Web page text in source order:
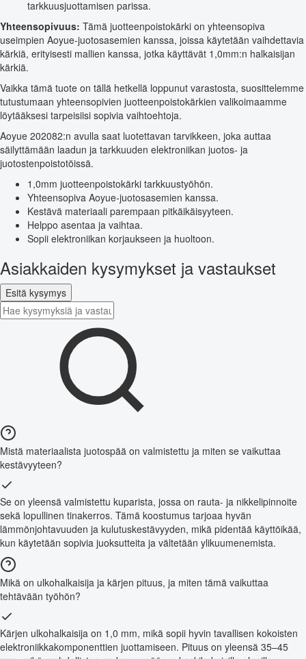
tarkkuusjuottamisen parissa.
Yhteensopivuus: Tämä juotteenpoistokärki on yhteensopiva
useimpien Aoyue-juotosasemien kanssa, joissa käytetään vaihdettavia
kärkiä, erityisesti mallien kanssa, jotka käyttävät 1,0mm:n halkaisijan
kärkiä.
Vaikka tämä tuote on tällä hetkellä loppunut varastosta, suosittelemme
tutustumaan yhteensopivien juotteenpoistokärkien valikoimaamme
löytääksesi tarpeisiisi sopivia vaihtoehtoja.
Aoyue 202082:n avulla saat luotettavan tarvikkeen, joka auttaa
säilyttämään laadun ja tarkkuuden elektroniikan juotos- ja
juotostenpoistotöissä.
1,0mm juotteenpoistokärki tarkkuustyöhön.
Yhteensopiva Aoyue-juotosasemien kanssa.
Kestävä materiaali parempaan pitkäikäisyyteen.
Helppo asentaa ja vaihtaa.
Sopii elektroniikan korjaukseen ja huoltoon.
Asiakkaiden kysymykset ja vastaukset
Esitä kysymys
Mistä materiaalista juotospää on valmistettu ja miten se vaikuttaa
kestävyyteen?
Se on yleensä valmistettu kuparista, jossa on rauta- ja nikkelipinnoite
sekä lopullinen tinakerros. Tämä koostumus tarjoaa hyvän
lämmönjohtavuuden ja kulutuskestävyyden, mikä pidentää käyttöikää,
kun käytetään sopivia juoksutteita ja vältetään ylikuumenemista.
Mikä on ulkohalkaisija ja kärjen pituus, ja miten tämä vaikuttaa
tehtävään työhön?
Kärjen ulkohalkaisija on 1,0 mm, mikä sopii hyvin tavallisen kokoisten
elektroniikkakomponenttien juottamiseen. Pituus on yleensä 35–45